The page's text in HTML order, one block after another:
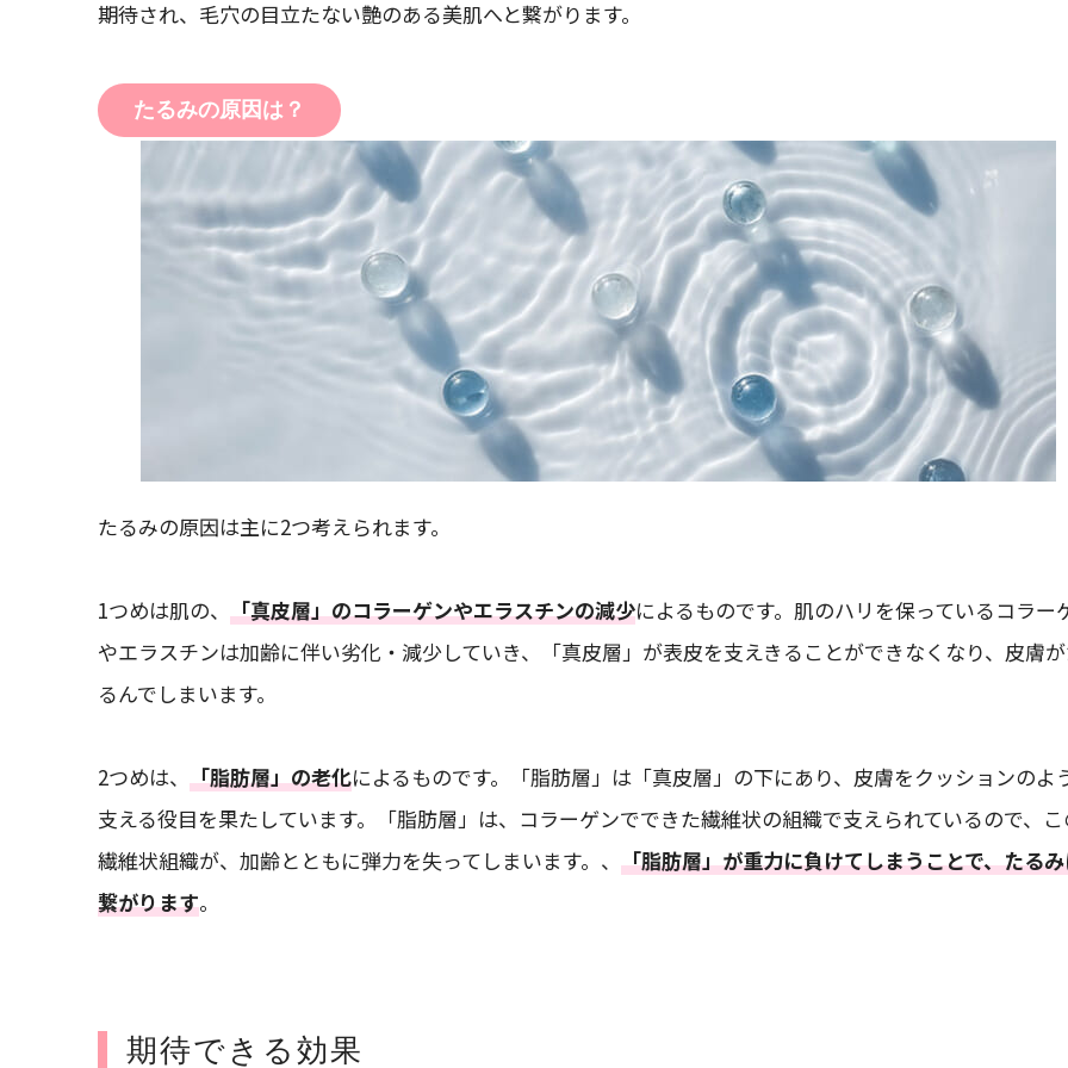
期待され、毛穴の目立たない艶のある美肌へと繋がります。
たるみの原因は？
たるみの原因は主に2つ考えられます。
1つめは肌の、 「真皮層」のコラーゲンやエラスチンの減少によるものです。肌のハリを保っているコラー
やエラスチンは加齢に伴い劣化・減少していき、「真皮層」が表皮を支えきることができなくなり、皮膚
るんでしまいます。
2つめは、 「脂肪層」の老化によるものです。「脂肪層」は「真皮層」の下にあり、皮膚をクッションのよ
支える役目を果たしています。「脂肪層」は、コラーゲンでできた繊維状の組織で支えられているので、こ
繊維状組織が、加齢とともに弾力を失ってしまいます。、 「脂肪層」が重力に負けてしまうことで、たる
繋がります。
期待できる効果